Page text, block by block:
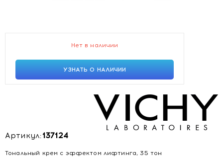
Нет в наличии
УЗНАТЬ О НАЛИЧИИ
Артикул:137124
Тональный крем с эффектом лифтинга, 35 тон